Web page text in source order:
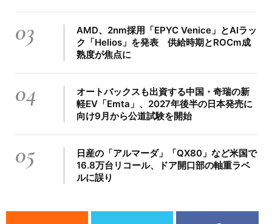
03
AMD、2nm採用「EPYC Venice」とAIラッ
ク「Helios」を発表 供給時期とROCm成
熟度が焦点に
04
オートバックスも出資する中国・奇瑞の新
軽EV「Emta」、2027年後半の日本発売に
向け9月から公道試験を開始
05
日産の「アルマーダ」「QX80」など米国で
16.8万台リコール、ドア開口部の軸重ラベ
ルに誤り